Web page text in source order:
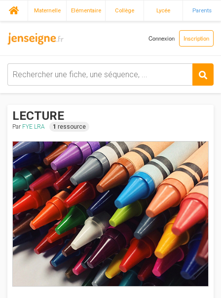
Maternelle Elémentaire Collège Lycée Parents
Connexion Inscription
LECTURE
Par FYE LRA 1 ressource